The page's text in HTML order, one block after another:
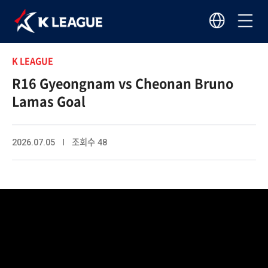
K LEAGUE
R16 Gyeongnam vs Cheonan Bruno
Lamas Goal
2026.07.05 I 조회수 48